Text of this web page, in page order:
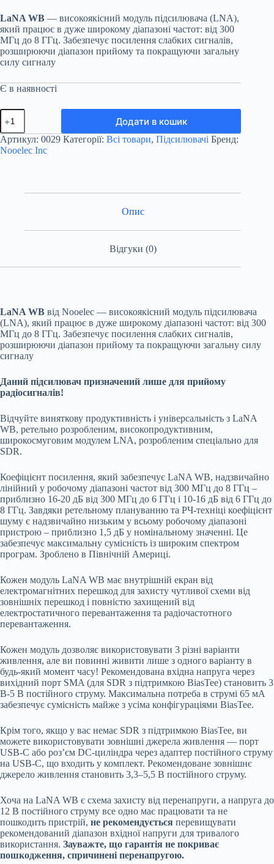
LaNA WB — високоякісний модуль підсилювача (LNA),
який працює в дуже широкому діапазоні частот: від 300
МГц до 8 ГГц. Забезпечує посилення слабких сигналів,
розширюючи діапазон прийому та покращуючи загальну
силу сигналу
Є в наявності
Малошумний
підсилювач
LaNA
WB
300MHz-
Додати в кошик
Артикул: 0029 Категорії: Всі товари, Підсилювачі Бренд:
Nooelec Inc
Опис
Відгуки (0)
LaNA WB від Nooelec — високоякісний модуль підсилювача
(LNA), який працює в дуже широкому діапазоні частот: від 300
МГц до 8 ГГц. Забезпечує посилення слабких сигналів,
розширюючи діапазон прийому та покращуючи загальну силу
сигналу
Даний підсилювач призначений лише для прийому
радіосигналів!
Відчуйте виняткову продуктивність і універсальність з LaNA
WB, ретельно розробленим, високопродуктивним,
широкосмуговим модулем LNA, розробленим спеціально для
SDR.
Коефіцієнт посилення, який забезпечує LaNA WB, надзвичайно
лінійний у робочому діапазоні частот від 300 МГц до 8 ГГц –
приблизно 16-20 дБ від 300 МГц до 6 ГГц і 10-16 дБ від 6 ГГц до
8 ГГц. Завдяки ретельному плануванню та РЧ-техніці коефіцієнт
шуму є надзвичайно низьким у всьому робочому діапазоні
пристрою – приблизно 1,5 дБ у номінальному значенні. Це
забезпечує максимальну сумісність із широким спектром
програм. Зроблено в Північній Америці.
Кожен модуль LaNA WB має внутрішній екран від
електромагнітних перешкод для захисту чутливої схеми від
зовнішніх перешкод і повністю захищений від
електростатичного перевантаження та радіочастотного
перевантаження.
Кожен модуль дозволяє використовувати 3 різні варіанти
живлення, але ви повинні живити лише з одного варіанту в
будь-який момент часу! Рекомендована вхідна напруга через
вихідний порт SMA (для SDR з підтримкою BiasTee) становить 3
В-5 В постійного струму. Максимальна потреба в струмі 65 мА
забезпечує сумісність майже з усіма конфігураціями BiasTee.
Крім того, якщо у вас немає SDR з підтримкою BiasTee, ви
можете використовувати зовнішні джерела живлення — порт
USB-C або роз’єм DC-циліндра через адаптер постійного струму
на USB-C, що входить у комплект. Рекомендоване зовнішнє
джерело живлення становить 3,3–5,5 В постійного струму.
Хоча на LaNA WB є схема захисту від перенапруги, а напруга до
12 В постійного струму все одно має працювати та не
пошкодить пристрій, не рекомендується перевищувати
рекомендований діапазон вхідної напруги для тривалого
використання. Зауважте, що гарантія не покриває
пошкодження, спричинені перенапругою.